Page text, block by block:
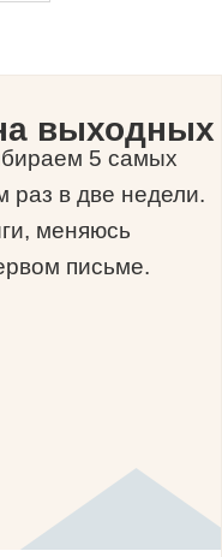
выходных
5 самых
раз в две недели.
меняюсь
письме.